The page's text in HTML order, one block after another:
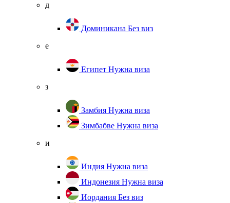
д
Доминикана Без виз
е
Египет Нужна виза
з
Замбия Нужна виза
Зимбабве Нужна виза
и
Индия Нужна виза
Индонезия Нужна виза
Иордания Без виз